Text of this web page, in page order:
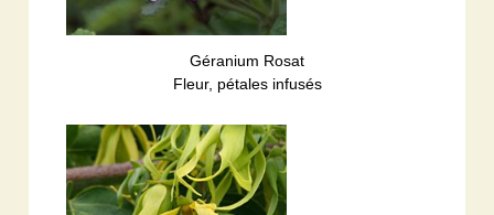
Géranium Rosat
Fleur, pétales infusés